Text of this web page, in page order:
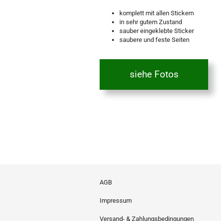
komplett mit allen Stickern
in sehr gutem Zustand
sauber eingeklebte Sticker
saubere und feste Seiten
siehe Fotos
AGB
Impressum
Versand- & Zahlungsbedingungen